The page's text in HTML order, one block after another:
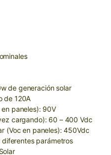
de generación solar
de 120A
paneles): 90V
cargando): 60 – 400 Vdc
(Voc en paneles): 450Vdc
diferentes parámetros